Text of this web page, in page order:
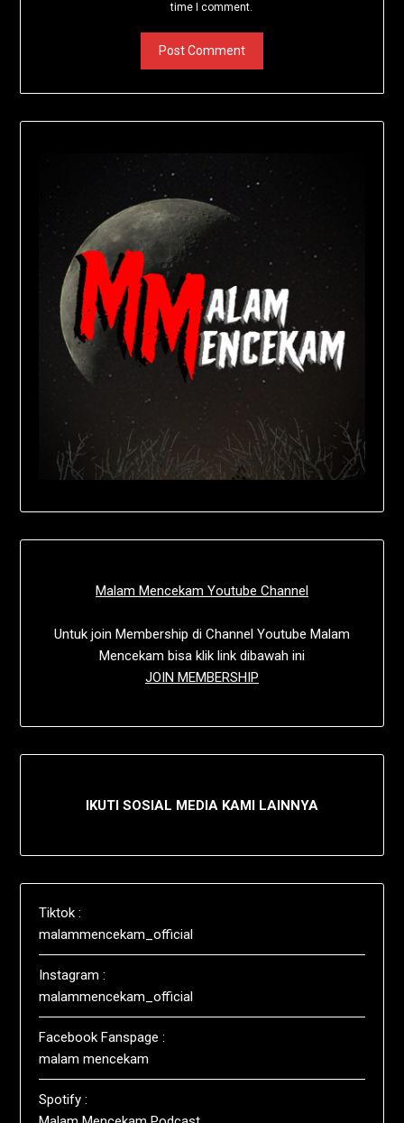
time I comment.
Malam Mencekam Youtube Channel
Untuk join Membership di Channel Youtube Malam
Mencekam bisa klik link dibawah ini
JOIN MEMBERSHIP
IKUTI SOSIAL MEDIA KAMI LAINNYA
Tiktok :
malammencekam_official
Instagram :
malammencekam_official
Facebook Fanspage :
malam mencekam
Spotify :